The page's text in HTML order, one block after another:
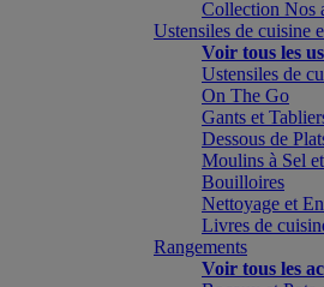
Collection Nos
Ustensiles de cuisine
Voir tous les
Ustensiles de
On The Go
Gants et
Dessous de
Moulins à Sel
Bouilloires
Nettoyage et
Livres de
Rangements
Voir tous les